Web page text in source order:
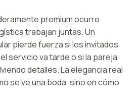
premium ocurre
trabajan juntas. Un
pierde fuerza si los invitados
servicio va tarde o si la pareja
detalles. La elegancia real
se ve una boda, sino en cómo